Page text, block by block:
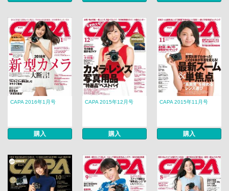
CAPA 2016年1月号
購入
CAPA 2015年12月号
購入
CAPA 2015年11月号
購入